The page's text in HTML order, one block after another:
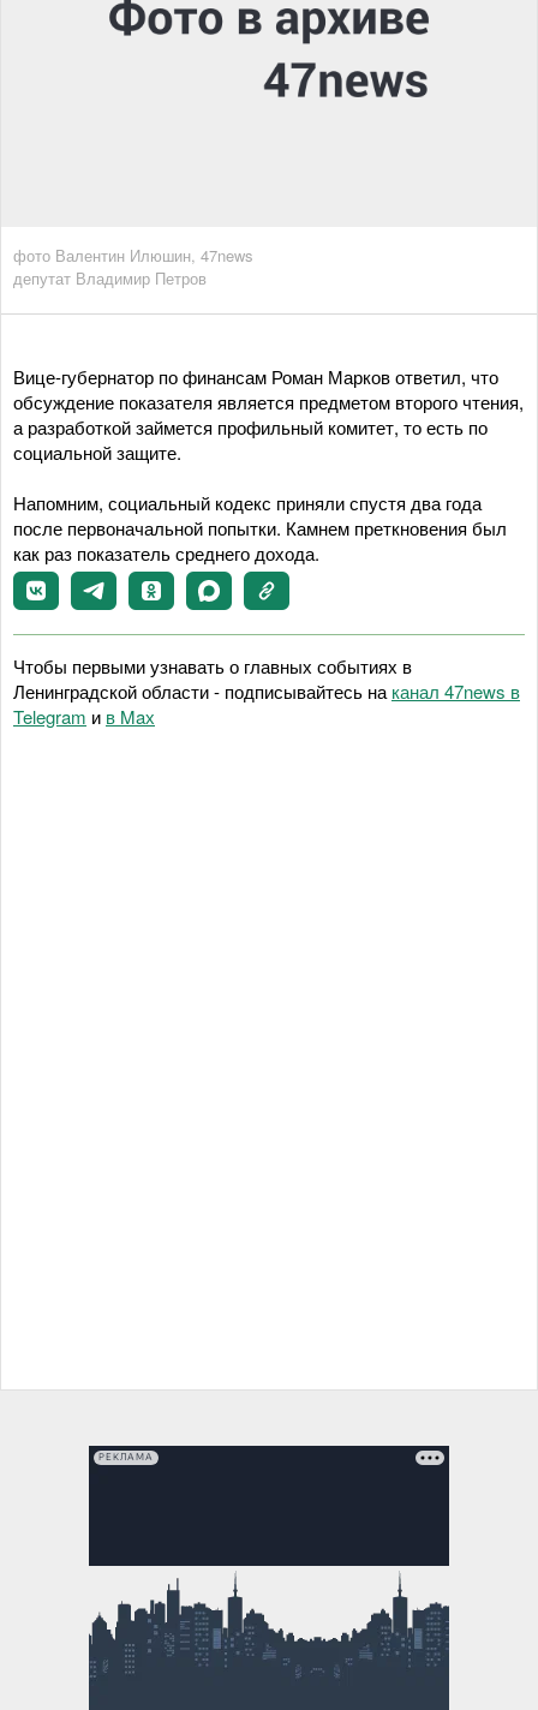
фото Валентин Илюшин, 47news
депутат Владимир Петров
Вице-губернатор по финансам Роман Марков ответил, что
обсуждение показателя является предметом второго чтения,
а разработкой займется профильный комитет, то есть по
социальной защите.
Напомним, социальный кодекс приняли спустя два года
после первоначальной попытки. Камнем преткновения был
как раз показатель среднего дохода.
Чтобы первыми узнавать о главных событиях в
Ленинградской области - подписывайтесь на канал 47news в
Telegram и в Maх
РЕКЛАМА